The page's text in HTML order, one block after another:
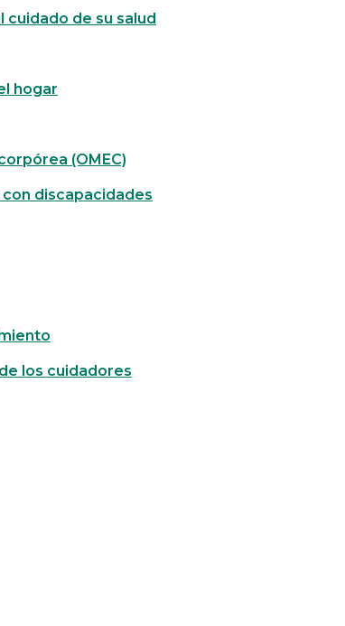
cuidado de su salud
hogar
(OMEC)
discapacidades
los cuidadores